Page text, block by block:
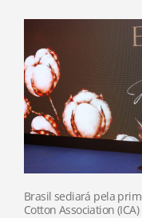
Brasil sediará pela
Cotton Association (ICA)